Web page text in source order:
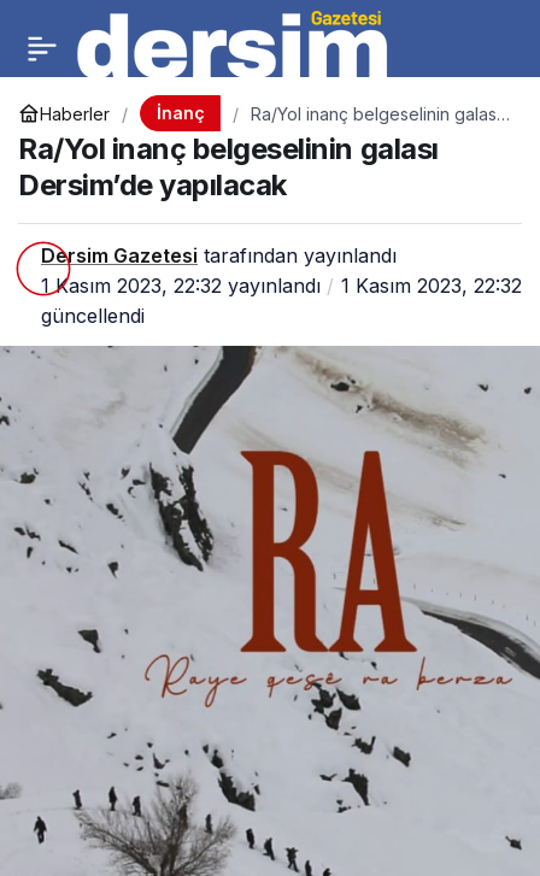
Haberler İnanç
Ra/Yol inanç belgeselinin galası
Dersim’de yapılacak
Ra/Yol inanç belgeselinin galası
Dersim’de yapılacak
Dersim Gazetesi tarafından yayınlandı
1 Kasım 2023, 22:32 yayınlandı
1 Kasım 2023, 22:32
güncellendi